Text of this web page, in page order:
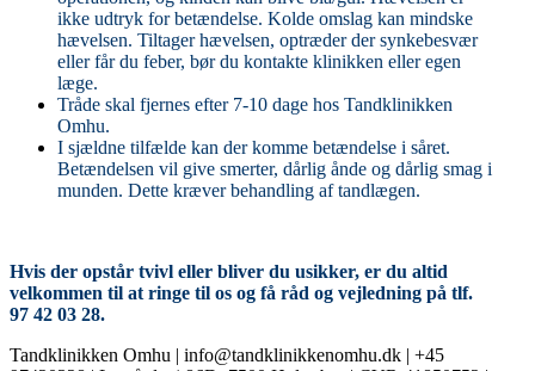
ikke udtryk for betændelse. Kolde omslag kan mindske
hævelsen. Tiltager hævelsen, optræder der synkebesvær
eller får du feber, bør du kontakte klinikken eller egen
læge.
Tråde skal fjernes efter 7-10 dage hos Tandklinikken
Omhu.
I sjældne tilfælde kan der komme betændelse i såret.
Betændelsen vil give smerter, dårlig ånde og dårlig smag i
munden. Dette kræver behandling af tandlægen.
Hvis der opstår tvivl eller bliver du usikker, er du altid
velkommen til at ringe til os og få råd og vejledning på tlf.
97 42 03 28.
Tandklinikken Omhu | info@tandklinikkenomhu.dk | +45